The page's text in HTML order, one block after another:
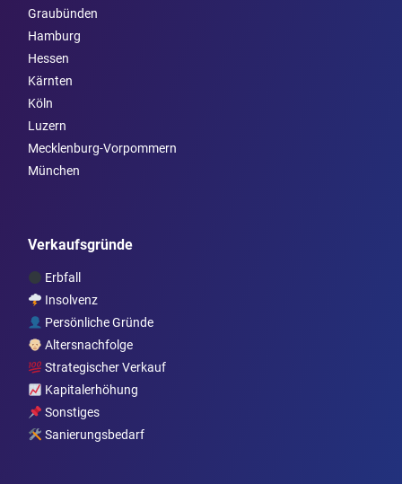
Graubünden
Hamburg
Hessen
Kärnten
Köln
Luzern
Mecklenburg-Vorpommern
München
Verkaufsgründe
Erbfall
Insolvenz
Persönliche Gründe
Altersnachfolge
Strategischer Verkauf
Kapitalerhöhung
Sonstiges
Sanierungsbedarf